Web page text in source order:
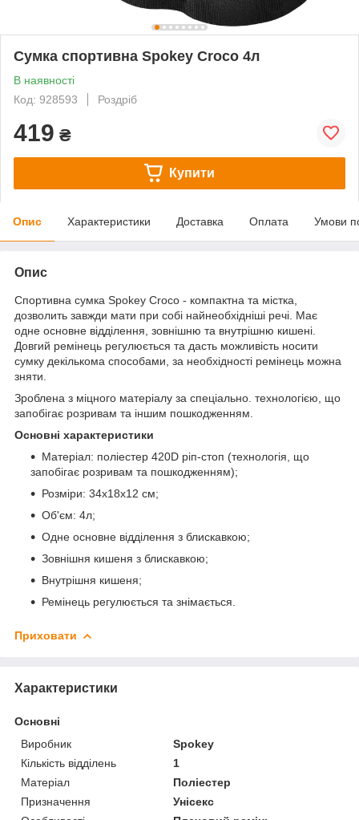
Сумка спортивна Spokey Croco 4л
В наявності
Код: 928593
Роздріб
419 ₴
Купити
Опис Характеристики Доставка Оплата Умови
Опис
Спортивна сумка Spokey Croco - компактна та містка,
дозволить завжди мати при собі найнеобхідніші речі. Має
одне основне відділення, зовнішню та внутрішню кишені.
Довгий ремінець регулюється та дасть можливість носити
сумку декількома способами, за необхідності ремінець можна
зняти.
Зроблена з міцного матеріалу за спеціально. технологією, що
запобігає розривам та іншим пошкодженням.
Основні характеристики
Матеріал: поліестер 420D ріп-стоп (технологія, що
запобігає розривам та пошкодженням);
Розміри: 34х18х12 см;
Об'єм: 4л;
Одне основне відділення з блискавкою;
Зовнішня кишеня з блискавкою;
Внутрішня кишеня;
Ремінець регулюється та знімається.
Приховати
Характеристики
Основні
Виробник
Spokey
Кількість відділень
1
Матеріал
Поліестер
Призначення
Унісекс